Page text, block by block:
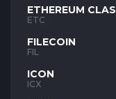
ETHEREUM
ETC
FILECOIN
FIL
ICON
ICX